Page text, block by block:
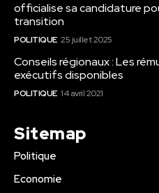
officialise sa candidature
transition
POLITIQUE 25 juillet 2025
Conseils régionaux : Les
exécutifs disponibles
POLITIQUE 14 avril 2021
Sitemap
Politique
Economie